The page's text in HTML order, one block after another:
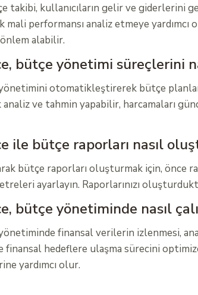
takibi, kullanıcıların gelir ve
mali performansı analiz etmeye
alabilir.
bütçe yönetimi süreçlerini
otomatikleştirerek bütçe
ve tahmin yapabilir, harcamaları
ile bütçe raporları nasıl
bütçe raporları oluşturmak için,
ayarlayın. Raporlarınızı
bütçe yönetiminde nasıl
finansal verilerin izlenmesi,
hedeflere ulaşma sürecini
yardımcı olur.